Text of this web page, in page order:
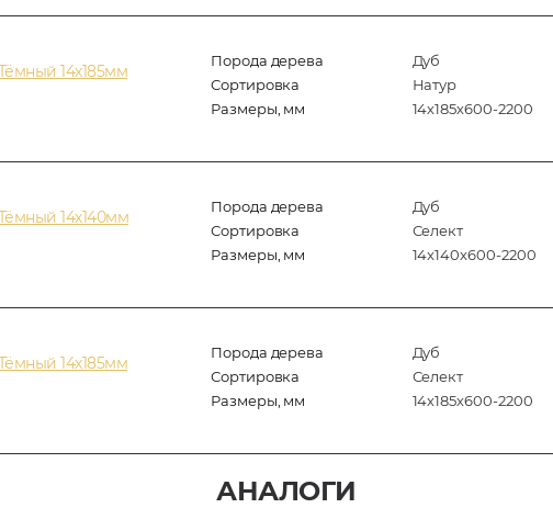
14х185мм
Порода дерева
Дуб
Сортировка
Натур
Размеры, мм
14х185х600-2200
14х140мм
Порода дерева
Дуб
Сортировка
Селект
Размеры, мм
14x140x600-2200
14х185мм
Порода дерева
Дуб
Сортировка
Селект
Размеры, мм
14х185х600-2200
АНАЛОГИ